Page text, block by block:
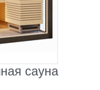
сауна